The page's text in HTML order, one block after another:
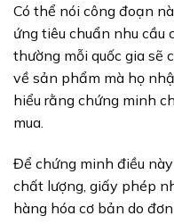
Có thể nói công đoạn
ứng tiêu chuẩn nhu cầu
thường mỗi quốc gia sẽ
về sản phẩm mà họ
hiểu rằng chứng minh
mua.
Để chứng minh điều
chất lượng, giấy phép
hàng hóa cơ bản do